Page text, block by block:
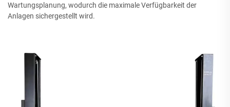
Wartungsplanung, wodurch die maximale Verfügbarkeit der
Anlagen sichergestellt wird.